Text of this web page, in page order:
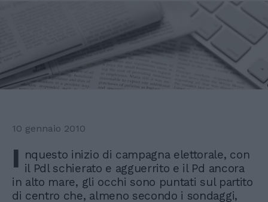
10 gennaio 2010
I nquesto inizio di campagna elettorale, con
il Pdl schierato e agguerrito e il Pd ancora
in alto mare, gli occhi sono puntati sul partito
di centro che, almeno secondo i sondaggi,